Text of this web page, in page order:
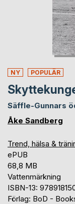
NY POPULÄR
Säffle-Gunnars
Åke Sandberg
Trend, hälsa &
ePUB
68,8 MB
Vattenmärkning
ISBN-13:
Förlag: BoD -